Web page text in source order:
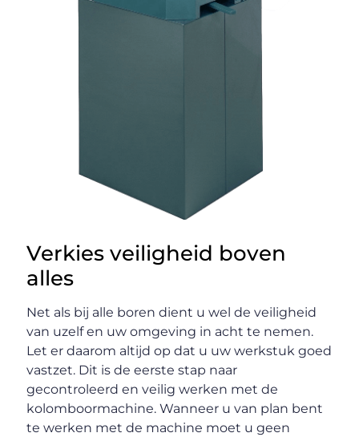
Verkies veiligheid boven
alles
Net als bij alle boren dient u wel de veiligheid
van uzelf en uw omgeving in acht te nemen.
Let er daarom altijd op dat u uw werkstuk goed
vastzet. Dit is de eerste stap naar
gecontroleerd en veilig werken met de
kolomboormachine. Wanneer u van plan bent
te werken met de machine moet u geen